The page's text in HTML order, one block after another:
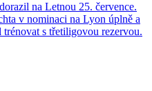
na Letnou 25. července.
v nominaci na Lyon úplně a
s třetiligovou rezervou.